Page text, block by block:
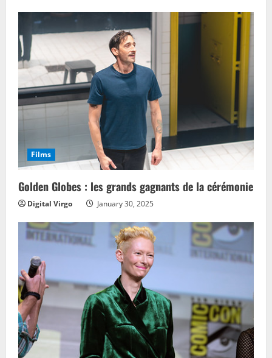
Films
Golden Globes : les grands gagnants de la cérémonie
Digital Virgo January 30, 2025